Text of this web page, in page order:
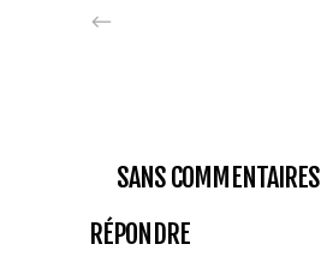
SANS COMMENTAIRES
RÉPONDRE